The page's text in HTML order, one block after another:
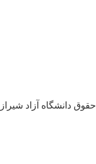
دانشگاه آزاد شیراز